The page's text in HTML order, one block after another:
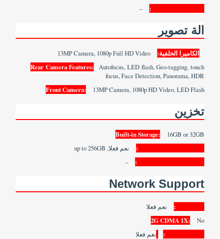
–
الة تصوير
الكاميرا الخلفية:
Rear Camera Features:
Autofocus, LED flash, Geo-tagging, touch
focus, Face Detection, Panorama, HDR
Front Camera:
13MP Camera, 1080p HD Video, LED Flash
تخزين
Built-in Storage:
16GB or 32GB
نعم فعلا, up to 256GB
–
Network Support
نعم فعلا
2G CDMA 1X:
No
نعم فعلا